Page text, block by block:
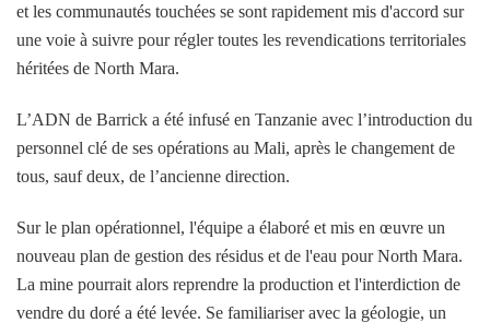
et les communautés touchées se sont rapidement mis d'accord sur
une voie à suivre pour régler toutes les revendications territoriales
héritées de North Mara.
L’ADN de Barrick a été infusé en Tanzanie avec l’introduction du
personnel clé de ses opérations au Mali, après le changement de
tous, sauf deux, de l’ancienne direction.
Sur le plan opérationnel, l'équipe a élaboré et mis en œuvre un
nouveau plan de gestion des résidus et de l'eau pour North Mara.
La mine pourrait alors reprendre la production et l'interdiction de
vendre du doré a été levée. Se familiariser avec la géologie, un